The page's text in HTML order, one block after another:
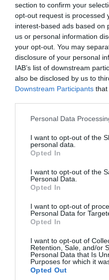
section to confirm your
opt-out request is processed
interest-based ads based on
us or personal information
your opt-out. You may
disclosure of your personal
IAB’s list of downstream
also be disclosed by us to
Downstream Participants that
Please note that this
not limited to your visit or
grant or deny consent to
use your data for below
consent section.
Personal Data
I want to opt-out of the
personal data.
Opted In
I want to opt-out of the
Personal Data.
Opted In
I want to opt-out of
Personal Data for
Opted In
I want to opt-out of
Retention, Sale, and/or
Personal Data that Is
Purposes for which it
Opted Out
PRONEWS.GR /ΕΝΟΠΛΕΣ ΣΥΓΚΡΟΥΣΕΙΣ
Νεοσύλλεκτοι
υπάλληλοι της TCC
πανικόβλητοι
Δείτε βίντεο
09.08.2026 | 21:08
PRONEWS.GR /ΕΝΟΠΛΕΣ ΣΥΓΚΡΟΥΣΕΙΣ
Τουρίστες στη
στην Κέρκυρα: